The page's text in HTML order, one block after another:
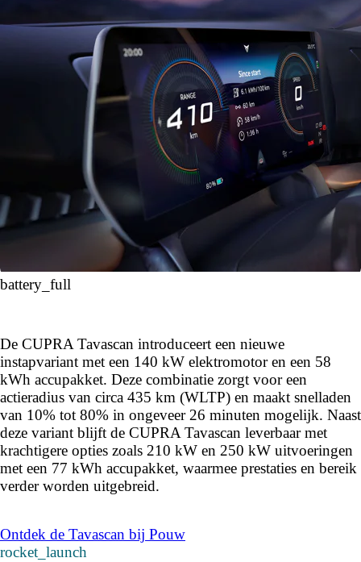
battery_full
De CUPRA Tavascan introduceert een nieuwe
instapvariant met een 140 kW elektromotor en een 58
kWh accupakket. Deze combinatie zorgt voor een
actieradius van circa 435 km (WLTP) en maakt snelladen
van 10% tot 80% in ongeveer 26 minuten mogelijk. Naast
deze variant blijft de CUPRA Tavascan leverbaar met
krachtigere opties zoals 210 kW en 250 kW uitvoeringen
met een 77 kWh accupakket, waarmee prestaties en bereik
verder worden uitgebreid.
Ontdek de Tavascan bij Pouw
rocket_launch